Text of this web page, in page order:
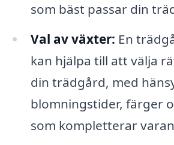
som bäst passar din
Val av växter: En
kan hjälpa till att välja
din trädgård, med
blomningstider, färger
som kompletterar